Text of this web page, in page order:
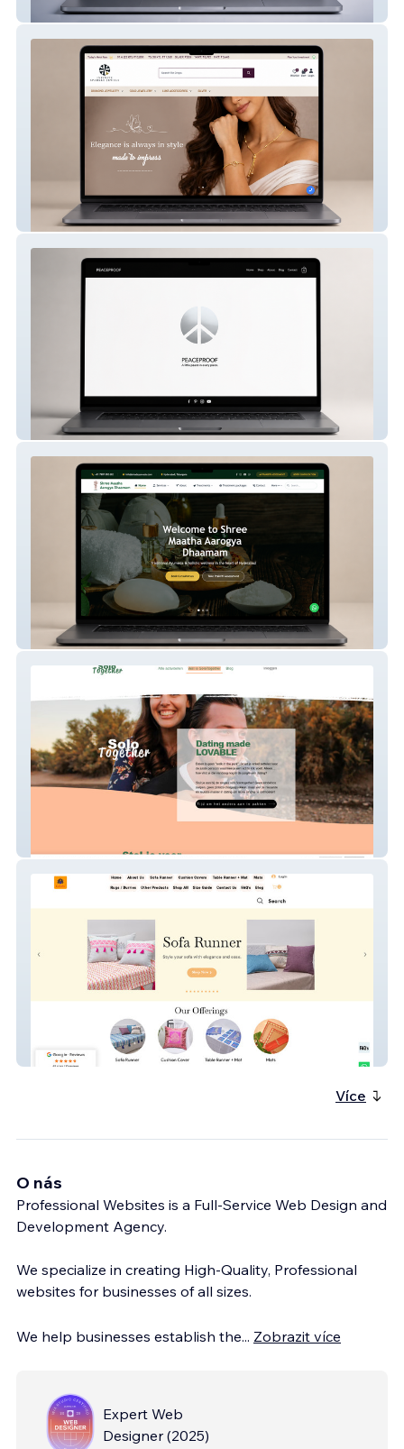
QazProjects
Infinite Sparkle
PEACEPROOF
Smad
Lakshu Creation
Více
O nás
Professional Websites is a Full-Service Web Design and
Development Agency.
We specialize in creating High-Quality, Professional
websites for businesses of all sizes.
We help businesses establish the... Zobrazit více
Expert Web
Designer (2025)